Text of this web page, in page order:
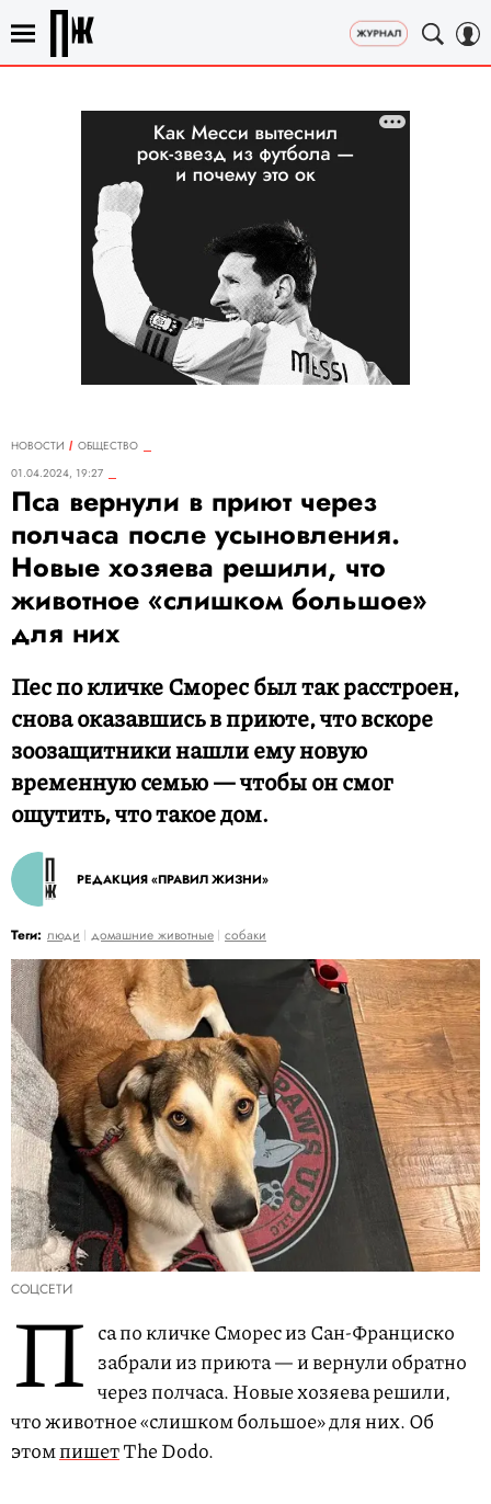
НОВОСТИ
ОБЩЕСТВО
01.04.2024, 19:27
Пса вернули в приют через
полчаса после усыновления.
Новые хозяева решили, что
животное «слишком большое»
для них
Пес по кличке Сморес был так расстроен,
снова оказавшись в приюте, что вскоре
зоозащитники нашли ему новую
временную семью — чтобы он смог
ощутить, что такое дом.
РЕДАКЦИЯ «ПРАВИЛ ЖИЗНИ»
Теги: люди домашние животные собаки
СОЦСЕТИ
П са по кличке Сморес из Сан-Франциско
забрали из приюта — и вернули обратно
через полчаса. Новые хозяева решили,
что животное «слишком большое» для них. Об
этомпишетThe Dodo.